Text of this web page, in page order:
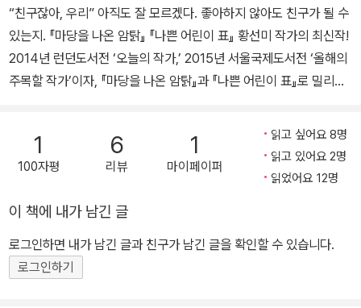
“친구잖아, 우리” 아직도 잘 모르겠다. 좋아하지 않아도 친구가 될 수
있는지. 『마당을 나온 암탉』 『나쁜 어린이 표』 황선미 작가의 최신작!
2014년 런던도서전 ‘오늘의 작가,’ 2015년 서울국제도서전 ‘올해의
주목할 작가’이자, 『마당을 나온 암탉』과 『나쁜 어린이 표』로 밀리언
하는 작품을 써온 황선미 작가의 신작 『틈새 보이스』가 문학과지성사
특유의 세심한 필치와 흡입력 있는 전개, 작품 전체를 아우르는 깊이
작인 『바람이 사는 꺽다리 집』에서 유년기의 자전적 체험을, 『사라진
조각』에서 청소년의 집단 성폭행 문제를 다루었다면, 이 책 『틈새 보
이스』에서는 ‘가정’과 ‘학교’라는 안전 울타리 밖으로 내쳐진 청소년
들의 이야기에 주목한다. 어른들의 제대로 된 보호와 보살핌의 손길
1
100자평
6
리뷰
1
마이페이퍼
읽고 싶어요 8명
읽고 있어요 2명
읽었어요 12명
이 책에 내가 남긴 글
로그인하면 내가 남긴 글과 친구가 남긴 글을 확인할 수 있습니다.
로그인하기